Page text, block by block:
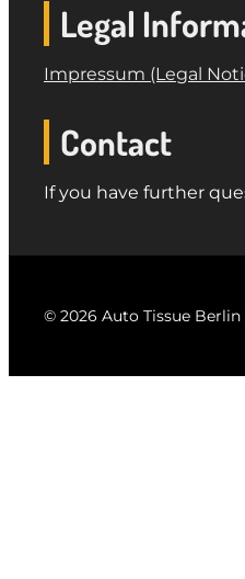
Legal
Impressum (Legal
Contact
If you have further
© 2026 Auto Tissue